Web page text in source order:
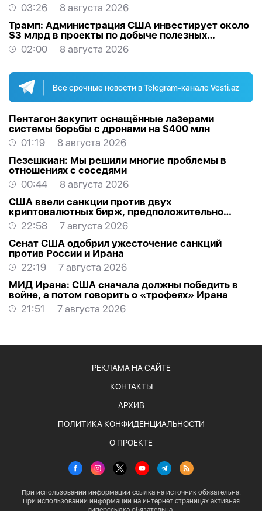
Белом доме
03:26
8 августа 2026
Трамп: Администрация США инвестирует около
$3 млрд в проекты по добыче полезных
ископаемых
02:00 8 августа 2026
Все срочные новости в Telegram-канале Vesti.az
Пентагон закупит оснащённые лазерами
системы борьбы с дронами на $400 млн
01:19
8 августа 2026
Пезешкиан: Мы решили многие проблемы в
отношениях с соседями
00:44
8 августа 2026
США ввели санкции против двух
криптовалютных бирж, предположительно
оказывавших финансовую помощь Ирану
22:58
7 августа 2026
Сенат США одобрил ужесточение санкций
против России и Ирана
22:19
7 августа 2026
МИД Ирана: США сначала должны победить в
войне, а потом говорить о «трофеях» Ирана
21:51
7 августа 2026
РЕКЛАМА НА САЙТЕ
КОНТАКТЫ
АРХИВ
ПОЛИТИКА КОНФИДЕНЦИАЛЬНОСТИ
О ПРОЕКТЕ
При использовании информации ссылка на источник обязательна.
При использовании информации на интернет страницах активная